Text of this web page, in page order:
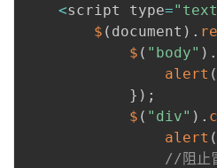
<script type=
$ ( document ) .
$ ( "body" ) .
alert (
} ) ;
$ ( "div" ) .
alert (
//阻止